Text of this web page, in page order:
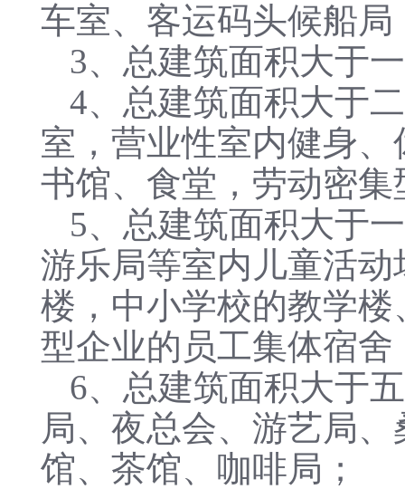
车室、客运码头候船局
3、总建筑面积大于
4、总建筑面积大于
室，营业性室内健身
书馆、食堂，劳动密
5、总建筑面积大于
游乐局等室内儿童活
楼，中小学校的教学
型企业的员工集体宿舍
6、总建筑面积大于
局、夜总会、游艺局
馆、茶馆、咖啡局；